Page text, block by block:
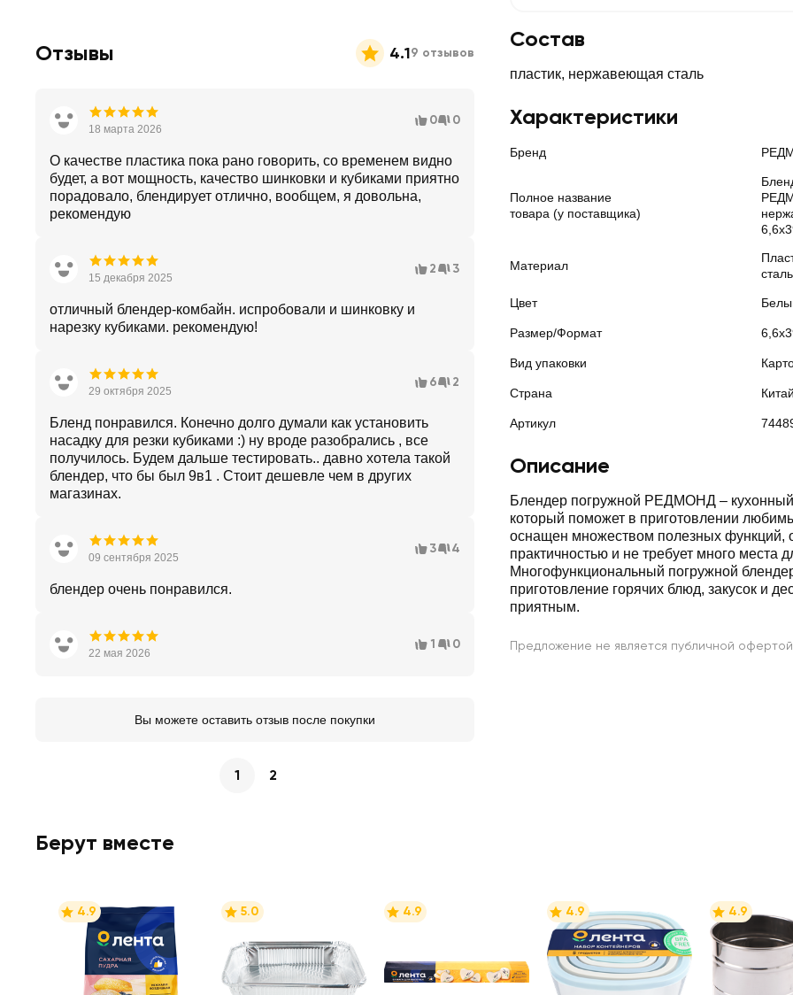
Состав
пластик, нержавеющая сталь
Характеристики
Бренд
Полное название
товара (у поставщика)
Материал
сталь
Цвет
Размер/Формат
Вид упаковки
Страна
Артикул
Описание
Блендер погружной РЕДМОНД – кухонный
который поможет в приготовлении
оснащен множеством полезных функций,
практичностью и не требует много места
Многофункциональный погружной
приготовление горячих блюд, закусок и
приятным.
Предложение не является публичной офертой
Отзывы 4.19 отзывов
18 марта 2026
0 0
О качестве пластика пока рано говорить, со временем видно
будет, а вот мощность, качество шинковки и кубиками приятно
порадовало, блендирует отлично, вообщем, я довольна,
рекомендую
15 декабря 2025
2 3
отличный блендер-комбайн. испробовали и шинковку и
нарезку кубиками. рекомендую!
29 октября 2025
6 2
Бленд понравился. Конечно долго думали как установить
насадку для резки кубиками :) ну вроде разобрались , все
получилось. Будем дальше тестировать.. давно хотела такой
блендер, что бы был 9в1 . Стоит дешевле чем в других
магазинах.
09 сентября 2025
3 4
блендер очень понравился.
22 мая 2026
1 0
Вы можете оставить отзыв после покупки
1 2
Берут вместе
4.9 5.0 4.9 4.9 4.9